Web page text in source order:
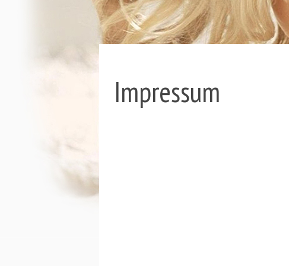
Impressum